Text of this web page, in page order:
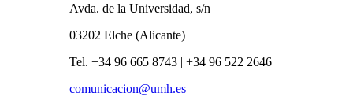
Avda. de la Universidad, s/n
03202 Elche (Alicante)
Tel. +34 96 665 8743 | +34 96 522 2646
comunicacion@umh.es